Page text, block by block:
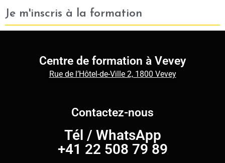
Je m'inscris à la formation
Centre de formation à Vevey
Rue de l’Hôtel-de-Ville 2, 1800 Vevey
Contactez-nous
Tél / WhatsApp
+41 22 508 79 89